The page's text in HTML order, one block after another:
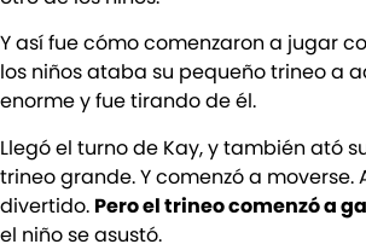
Y así fue cómo comenzaron a jugar
los niños ataba su pequeño trineo a
enorme y fue tirando de él.
Llegó el turno de Kay, y también ató
trineo grande. Y comenzó a moverse.
divertido. Pero el trineo comenzó a
el niño se asustó.